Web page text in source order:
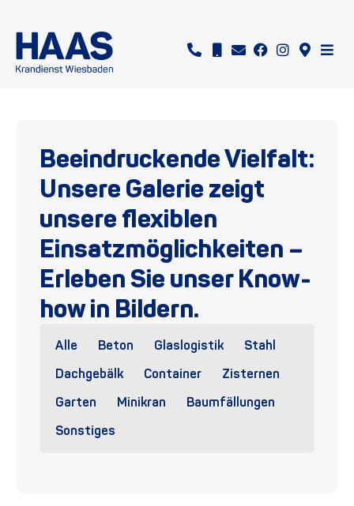
Beeindruckende Vielfalt:
Unsere Galerie zeigt
unsere flexiblen
Einsatzmöglichkeiten –
Erleben Sie unser Know-
how in Bildern.
Alle Beton Glaslogistik
Stahl
Dachgebälk
Container
Zisternen
Garten
Minikran
Baumfällungen
Sonstiges